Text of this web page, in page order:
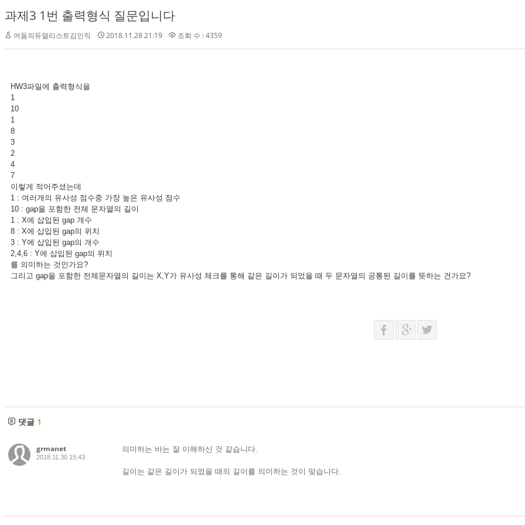
과제3 1번 출력형식 질문입니다
어둠의듀얼리스트김인직 2018.11.28 21:19 조회 수 : 4359
HW3파일에 출력형식을
1
10
1
8
3
2
4
7
이렇게 적어주셨는데
1 : 여러개의 유사성 점수중 가장 높은 유사성 점수
10 : gap을 포함한 전체 문자열의 길이
1 : X에 삽입된 gap 개수
8 : X에 삽입된 gap의 위치
3 : Y에 삽입된 gap의 개수
2,4,6 : Y에 삽입된 gap의 위치
를 의미하는 것인가요?
그리고 gap을 포함한 전체문자열의 길이는 X,Y가 유사성 체크를 통해 같은 길이가 되었을 때 두 문자열의 공통된 길이를 뜻하는 건가요?
댓글 1
grmanet
2018.11.30 15:43
의미하는 바는 잘 이해하신 것 같습니다.
길이는 같은 길이가 되었을 때의 길이를 의미하는 것이 맞습니다.